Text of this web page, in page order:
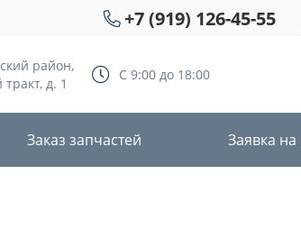
+7 (919) 126-45-55
район,
д. 1
С 9:00 до 18:00
Заказ запчастей Заявка